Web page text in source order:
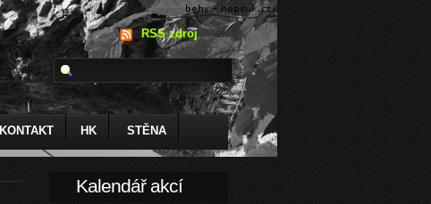
RSS zdroj
KONTAKT HK STĚNA
Kalendář akcí